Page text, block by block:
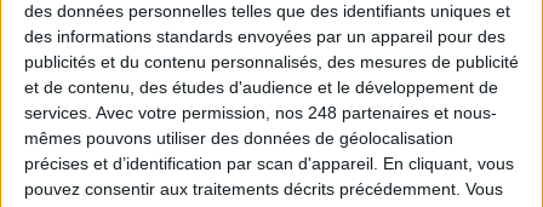
des données personnelles telles que des identifiants uniques et
des informations standards envoyées par un appareil pour des
publicités et du contenu personnalisés, des mesures de publicité
et de contenu, des études d'audience et le développement de
services. Avec votre permission, nos 248 partenaires et nous-
mêmes pouvons utiliser des données de géolocalisation
précises et d’identification par scan d'appareil. En cliquant, vous
pouvez consentir aux traitements décrits précédemment. Vous
NOS OFFRES D'ABONNEMENTS
Mot de passe oublié ?
Pas encore de compte?
Je m'inscris pour commenter les articles